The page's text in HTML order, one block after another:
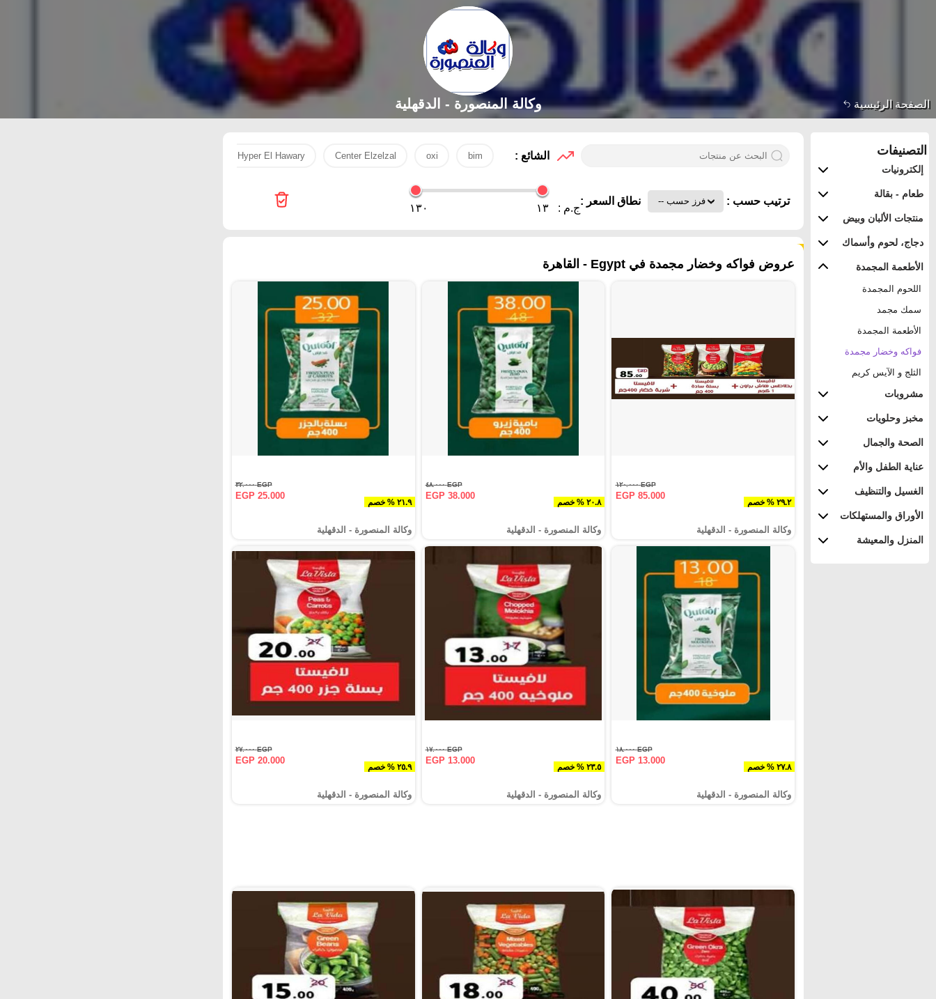
الصفحة الرئيسية وكالة المنصورة - الدقهلية‎
التصنيفات
إلكترونيات
طعام - بقالة
منتجات الألبان وبيض
دجاج، لحوم وأسماك
الأطعمة المجمدة
اللحوم المجمدة
سمك مجمد
الأطعمة المجمدة
فواكه وخضار مجمدة
الثلج و الآيس كريم
مشروبات
مخبز وحلويات
الصحة والجمال
عناية الطفل والأم
الغسيل والتنظيف
الأوراق والمستهلكات
المنزل والمعيشة
الشائع : bim
oxi
Center Elzelzal
Hyper El Hawary
ترتيب حسب : نطاق السعر :
ج.م : ١٣ ١٣٠
عروض فواكه وخضار مجمدة في Egypt - القاهرة
٢٩.٢ % خصم
EGP ١٢٠.٠٠٠
EGP 85.000
وكالة المنصورة - الدقهلية‎
٢٠.٨ % خصم
EGP ٤٨.٠٠٠
EGP 38.000
وكالة المنصورة - الدقهلية‎
٢١.٩ % خصم
EGP ٣٢.٠٠٠
EGP 25.000
وكالة المنصورة - الدقهلية‎
٢٧.٨ % خصم
EGP ١٨.٠٠٠
EGP 13.000
وكالة المنصورة - الدقهلية‎
٢٣.٥ % خصم
EGP ١٧.٠٠٠
EGP 13.000
وكالة المنصورة - الدقهلية‎
٢٥.٩ % خصم
EGP ٢٧.٠٠٠
EGP 20.000
وكالة المنصورة - الدقهلية‎